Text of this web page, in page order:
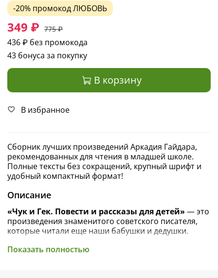
-20% промокодЛЮБОВЬ
349 ₽ 775 ₽
436 ₽ без промокода
43 бонуса за покупку
В корзину
В избранное
Сборник лучших произведений Аркадия Гайдара,
рекомендованных для чтения в младшей школе.
Полные тексты без сокращений, крупный шрифт и
удобный компактный формат!
Описание
«Чук и Гек. Повести и рассказы для детей» — это
произведения знаменитого советского писателя,
которые читали еще наши бабушки и дедушки.
Отважные герои, для которых дружба, боевое
Показать полностью